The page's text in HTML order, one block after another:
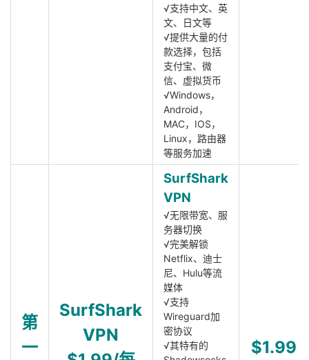
√支持中文、英
文、日文等
√提供大量的付
款选择，包括
支付宝、微
信、虚拟货币
√Windows，
Android，
MAC，IOS，
Linux，路由器
等服务加速
第
一
SurfShark
VPN
SurfShark
VPN
√无限带宽、服
务器切换
√完美解锁
Netflix、迪士
尼、Hulu等流
媒体
√支持
Wireguard加
密协议
√其特有的
$1.99